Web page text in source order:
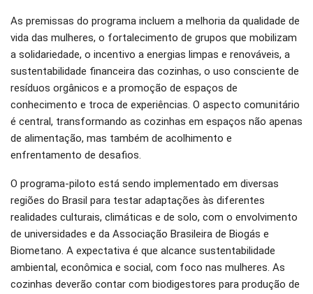
As premissas do programa incluem a melhoria da qualidade de
vida das mulheres, o fortalecimento de grupos que mobilizam
a solidariedade, o incentivo a energias limpas e renováveis, a
sustentabilidade financeira das cozinhas, o uso consciente de
resíduos orgânicos e a promoção de espaços de
conhecimento e troca de experiências. O aspecto comunitário
é central, transformando as cozinhas em espaços não apenas
de alimentação, mas também de acolhimento e
enfrentamento de desafios.
O programa-piloto está sendo implementado em diversas
regiões do Brasil para testar adaptações às diferentes
realidades culturais, climáticas e de solo, com o envolvimento
de universidades e da Associação Brasileira de Biogás e
Biometano. A expectativa é que alcance sustentabilidade
ambiental, econômica e social, com foco nas mulheres. As
cozinhas deverão contar com biodigestores para produção de